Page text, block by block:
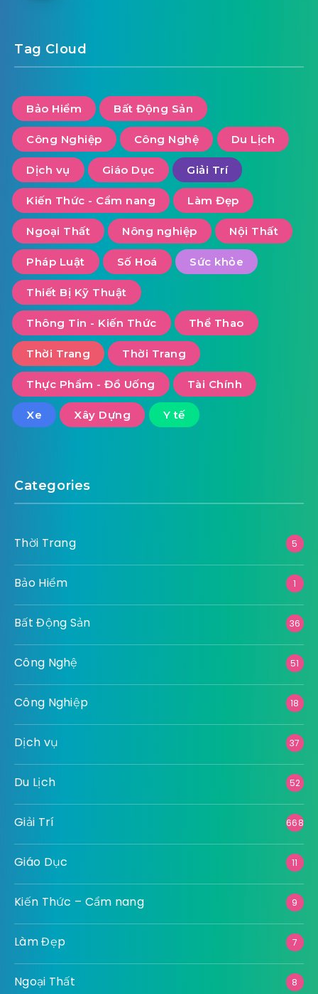
Tag Cloud
Bảo Hiểm Bất Động Sản
Công Nghiệp Công Nghệ Du Lịch
Dịch vụ Giáo Dục Giải Trí
Kiến Thức - Cẩm nang Làm Đẹp
Ngoại Thất Nông nghiệp Nội Thất
Pháp Luật Số Hoá Sức khỏe
Thiết Bị Kỹ Thuật
Thông Tin - Kiến Thức Thể Thao
Thời Trang Thời Trang
Thực Phẩm - Đồ Uống Tài Chính
Xe Xây Dựng Y tế
Categories
Thời Trang 5
Bảo Hiểm 1
Bất Động Sản 36
Công Nghệ 51
Công Nghiệp 18
Dịch vụ 37
Du Lịch 52
Giải Trí 668
Giáo Dục 11
Kiến Thức – Cẩm nang 9
Làm Đẹp 7
Ngoại Thất 8